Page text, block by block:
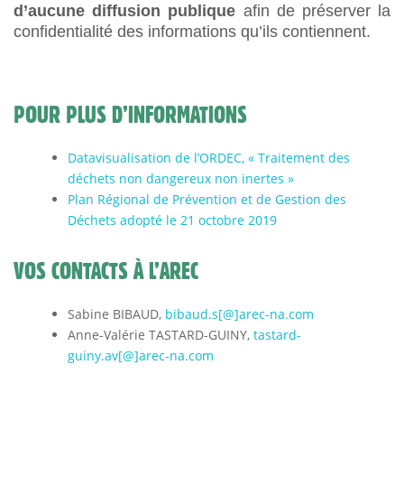
d’aucune diffusion publique afin de préserver la
confidentialité des informations qu’ils contiennent.
POUR PLUS D’INFORMATIONS
Datavisualisation de l’ORDEC, « Traitement des
déchets non dangereux non inertes »
Plan Régional de Prévention et de Gestion des
Déchets adopté le 21 octobre 2019
VOS CONTACTS À L’AREC
Sabine BIBAUD, bibaud.s[@]arec-na.com
Anne-Valérie TASTARD-GUINY, tastard-
guiny.av[@]arec-na.com